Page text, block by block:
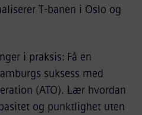
T-banen i Oslo og
i praksis: Få en
suksess med
(ATO). Lær hvordan
og punktlighet uten